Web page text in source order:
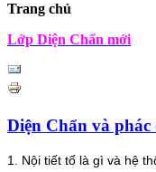
Trang chủ
Lớp Diện Chẩn mới
Diện Chẩn và
1. Nội tiết tố là gì và hệ